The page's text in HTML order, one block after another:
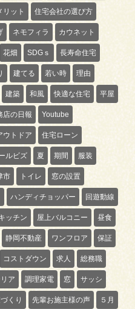
リット 住宅会社の選び方
ネモフィラ カウネット
花畑 SDGｓ 長寿命住宅
建てる 若い時 理由
建築 和風 快適な住宅 平屋
店の日報 Youtube
ウトドア 住宅ローン
ルビズ 夏 期間 服装
市 トイレ 窓の設置
ハンディチョッパー 回遊動線
ッチン 屋上バルコニー 昼食
静岡不動産 ワンフロア 保証
コストダウン 求人 総務職
ア 調理家電 窓 サッシ
くり 先輩お施主様の声 ５月